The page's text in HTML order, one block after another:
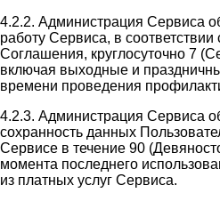
4.2.2. Администрация Сервиса
работу Сервиса, в
Соглашения, круглосуточно 7
включая выходные и
времени проведения
4.2.3. Администрация Сервиса
сохранность данных
Сервисе в течение 90
момента последнего
из платных услуг Сервиса.